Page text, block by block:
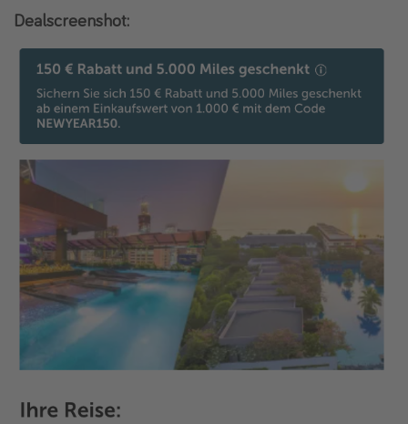
Dealscreenshot: